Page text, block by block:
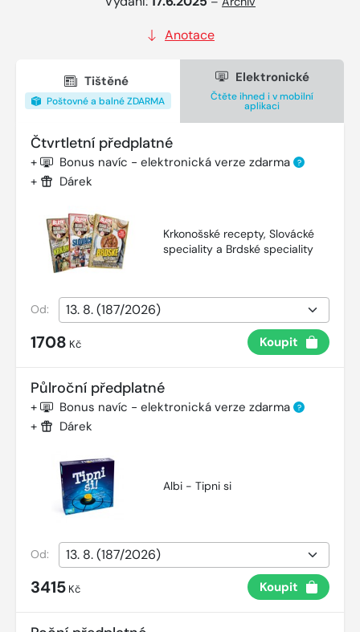
Anotace
Tištěné
Poštovné a balné ZDARMA
Elektronické
Čtěte ihned i v mobilní
aplikaci
Čtvrtletní předplatné
+ Bonus navíc - elektronická verze zdarma ?
+ Dárek
Krkonošské recepty, Slovácké
speciality a Brdské speciality
Od:
1708 Kč Koupit
Půlroční předplatné
+ Bonus navíc - elektronická verze zdarma ?
+ Dárek
Albi - Tipni si
Od:
3415 Kč Koupit